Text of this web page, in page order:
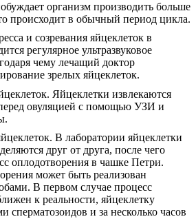
организм производить больше
происходит в обычный период цикла.
и созревания яйцеклеток в
регулярное ультразвуковое
чему лечащий доктор
зрелых яйцеклеток.
Яйцеклетки извлекаются
овуляцией с помощью УЗИ и
В лаборатории яйцеклетки
друг от друга, после чего
оплодотворения в чашке Петри.
может быть реализован
В первом случае процесс
к реальности, яйцеклетку
сперматозоидов и за несколько часов